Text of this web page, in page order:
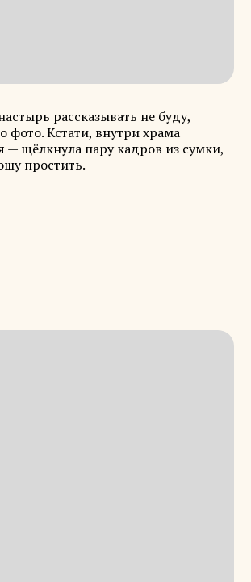
рассказывать не буду,
фото. Кстати, внутри храма
— щёлкнула пару кадров из сумки,
простить.